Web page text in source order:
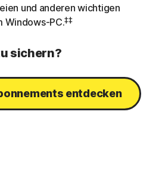
und anderen wichtigen
Windows-PC.‡‡
sichern?
entdecken